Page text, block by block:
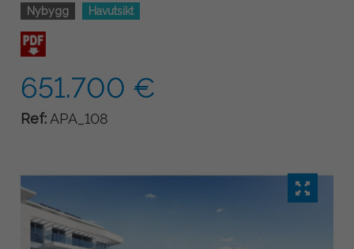
Nybygg Havutsikt
651.700 €
Ref: APA_108